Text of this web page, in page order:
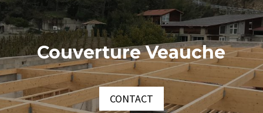
Couverture Veauche
CONTACT